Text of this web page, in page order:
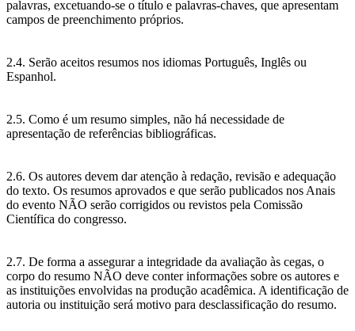
palavras, excetuando-se o título e palavras-chaves, que apresentam
campos de preenchimento próprios.
2.4. Serão aceitos resumos nos idiomas Português, Inglês ou
Espanhol.
2.5. Como é um resumo simples, não há necessidade de
apresentação de referências bibliográficas.
2.6. Os autores devem dar atenção à redação, revisão e adequação
do texto. Os resumos aprovados e que serão publicados nos Anais
do evento NÃO serão corrigidos ou revistos pela Comissão
Científica do congresso.
2.7. De forma a assegurar a integridade da avaliação às cegas, o
corpo do resumo NÃO deve conter informações sobre os autores e
as instituições envolvidas na produção acadêmica. A identificação de
autoria ou instituição será motivo para desclassificação do resumo.